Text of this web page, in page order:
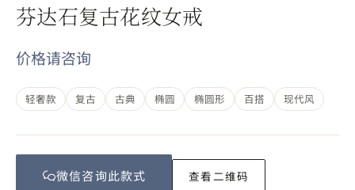
芬达石复古花纹女戒
价格请咨询
轻奢款 复古 古典 椭圆 椭圆形 百搭 现代风
微信咨询此款式 查看二维码